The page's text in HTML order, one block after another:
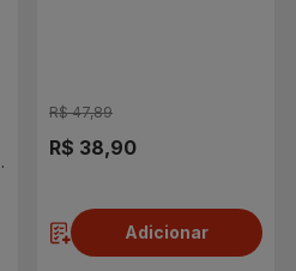
R$ 47,89
R$ 38,90
Adicionar